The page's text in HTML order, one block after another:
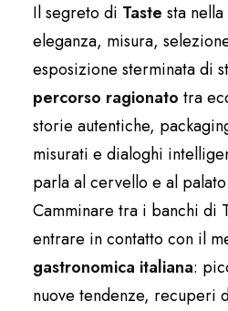
Il segreto di Taste sta
eleganza, misura,
esposizione sterminata di
percorso ragionato tra
storie autentiche,
misurati e dialoghi
parla al cervello e al
Camminare tra i banchi di
entrare in contatto con il
gastronomica italiana:
nuove tendenze, recuperi